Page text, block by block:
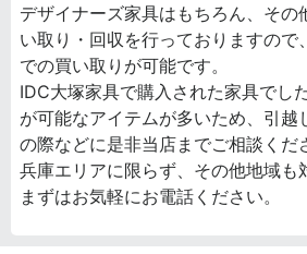
デザイナーズ家具はもちろん、その
い取り・回収を行っておりますので
での買い取りが可能です。
IDC大塚家具で購入された家具でし
が可能なアイテムが多いため、引越
の際などに是非当店までご相談くだ
兵庫エリアに限らず、その他地域も
まずはお気軽にお電話ください。